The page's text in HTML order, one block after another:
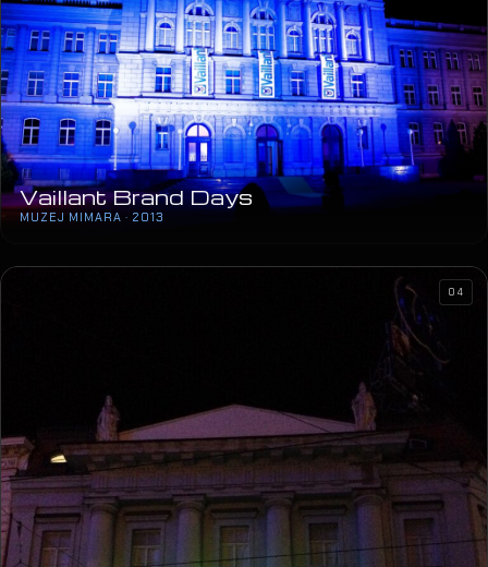
Gibonni
ARENA BEOGRAD · 2013
Vaillant Brand Days
MUZEJ MIMARA · 2013